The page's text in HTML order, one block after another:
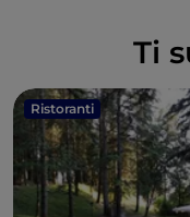
Ti
Ristoranti